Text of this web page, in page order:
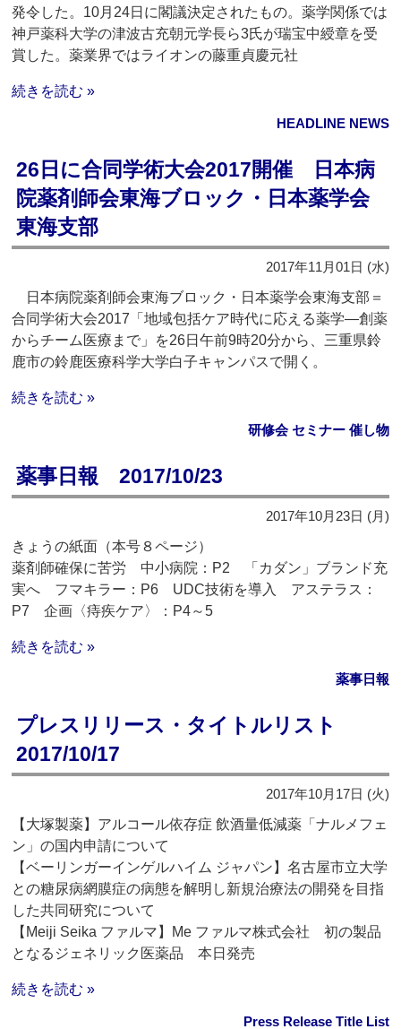
発令した。10月24日に閣議決定されたもの。薬学関係では
神戸薬科大学の津波古充朝元学長ら3氏が瑞宝中綬章を受
賞した。薬業界ではライオンの藤重貞慶元社
続きを読む »
HEADLINE NEWS
26日に合同学術大会2017開催 日本病
院薬剤師会東海ブロック・日本薬学会
東海支部
2017年11月01日 (水)
日本病院薬剤師会東海ブロック・日本薬学会東海支部＝
合同学術大会2017「地域包括ケア時代に応える薬学―創薬
からチーム医療まで」を26日午前9時20分から、三重県鈴
鹿市の鈴鹿医療科学大学白子キャンパスで開く。
続きを読む »
研修会 セミナー 催し物
薬事日報 2017/10/23
2017年10月23日 (月)
きょうの紙面（本号８ページ）
薬剤師確保に苦労 中小病院：P2 「カダン」ブランド充
実へ フマキラー：P6 UDC技術を導入 アステラス：
P7 企画〈痔疾ケア〉：P4～5
続きを読む »
薬事日報
プレスリリース・タイトルリスト
2017/10/17
2017年10月17日 (火)
【大塚製薬】アルコール依存症 飲酒量低減薬「ナルメフェ
ン」の国内申請について
【ベーリンガーインゲルハイム ジャパン】名古屋市立大学
との糖尿病網膜症の病態を解明し新規治療法の開発を目指
した共同研究について
【Meiji Seika ファルマ】Me ファルマ株式会社 初の製品
となるジェネリック医薬品 本日発売
続きを読む »
Press Release Title List